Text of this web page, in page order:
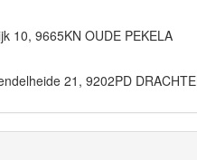
10, 9665KN OUDE PEKELA
21, 9202PD